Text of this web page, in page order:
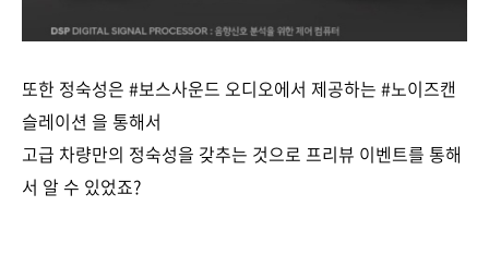
또한 정숙성은 #보스사운드 오디오에서 제공하는 #노이즈캔
슬레이션 을 통해서
고급 차량만의 정숙성을 갖추는 것으로 프리뷰 이벤트를 통해
서 알 수 있었죠?